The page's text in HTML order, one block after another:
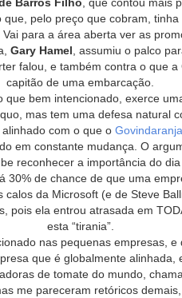
Barros Filho, que contou mais
pelo preço que cobram,
para a área aberta ver as
Gary Hamel, assumiu o palco
falou, e também contra o que
capitão de uma embarcação.
bem intencionado, exerce
mas tem uma defesa natural
com o que o
em constante mudança. O
reconhecer a importância do
30% de chance de que uma
da Microsoft (e de Steve
pois ela entrou atrasada em
esta “tirania”.
nas pequenas empresas,
que é globalmente
de tomate do mundo,
me pareceram retóricos